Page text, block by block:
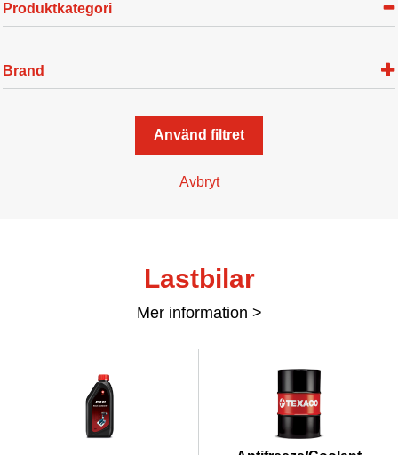
Produktkategori
Brand
Använd filtret
Avbryt
Lastbilar
Mer information >